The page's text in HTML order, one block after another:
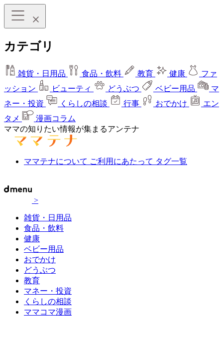
カテゴリ
雑貨・日用品 食品・飲料 教育 健康
ファ
ッション
ビューティ どうぶつ ベビー用品
マ
ネー・投資
くらしの相談 行事 おでかけ
エン
タメ
漫画コラム
ママの知りたい情報が集まるアンテナ
ママテナについて ご利用にあたって タグ一覧
>
雑貨・日用品
食品・飲料
健康
ベビー用品
おでかけ
どうぶつ
教育
マネー・投資
くらしの相談
ママコマ漫画